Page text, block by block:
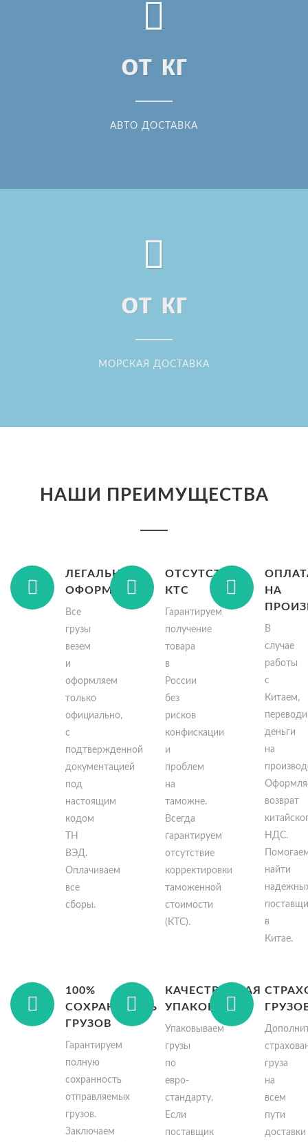
от кг
АВТО ДОСТАВКА
от кг
МОРСКАЯ ДОСТАВКА
НАШИ ПРЕИМУЩЕСТВА
ЛЕГАЛЬНОЕ
ОФОРМЛЕНИЕ
Все
грузы
везем
и
оформляем
только
официально,
с
подтвержденной
документацией
под
настоящим
кодом
ТН
ВЭД.
Оплачиваем
все
сборы.
ОТСУТСТВИЕ
КТС
Гарантируем
получение
товара
в
России
без
рисков
конфискации
и
проблем
на
таможне.
Всегда
гарантируем
отсутствие
корректировки
таможенной
стоимости
(КТС).
НА
В
случае
работы
с
Китаем,
деньги
на
возврат
НДС.
найти
в
Китае.
100%
СОХРАННОСТЬ
ГРУЗОВ
Гарантируем
полную
сохранность
отправляемых
грузов.
Заключаем
КАЧЕСТВЕННАЯ
УПАКОВКА
Упаковываем
грузы
по
евро-
стандарту.
Если
поставщик
груза
на
всем
пути
доставки